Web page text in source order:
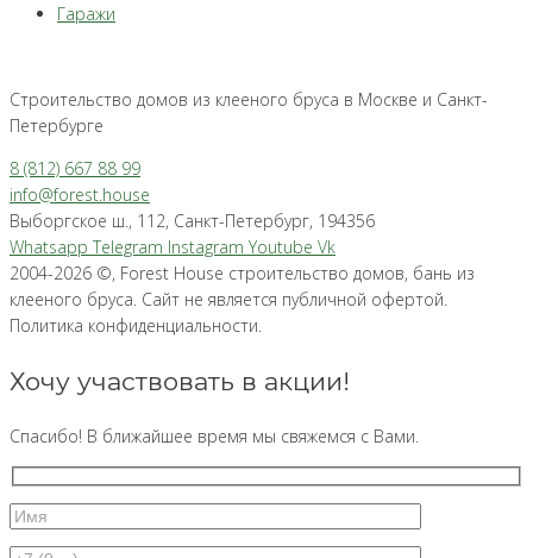
Гаражи
Строительство домов из клееного бруса в Москве и Санкт-
Петербурге
8 (812) 667 88 99
info@forest.house
Выборгское ш., 112, Санкт-Петербург, 194356
Whatsapp Telegram Instagram Youtube Vk
2004-2026 ©, Forest House строительство домов, бань из
клееного бруса. Сайт не является публичной офертой.
Политика конфиденциальности.
Хочу участвовать в акции!
Спасибо! В ближайшее время мы свяжемся с Вами.